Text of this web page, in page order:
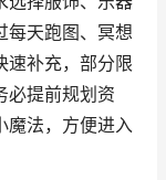
每天跑图、冥想
速补充，部分限
必提前规划资
魔法，方便进入